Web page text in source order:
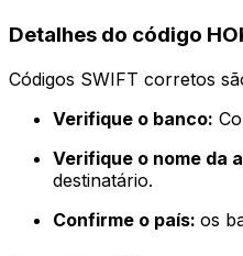
Detalhes do código
Códigos SWIFT corretos
Verifique o banco:
Verifique o nome da
destinatário.
Confirme o país: os